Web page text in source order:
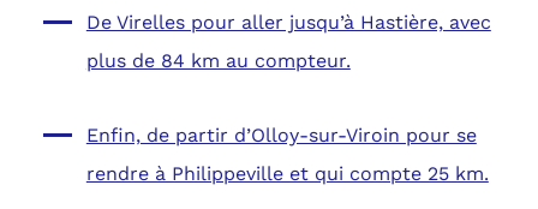
De Virelles pour aller jusqu’à Hastière, avec
plus de 84 km au compteur.
Enfin, de partir d’Olloy-sur-Viroin pour se
rendre à Philippeville et qui compte 25 km.